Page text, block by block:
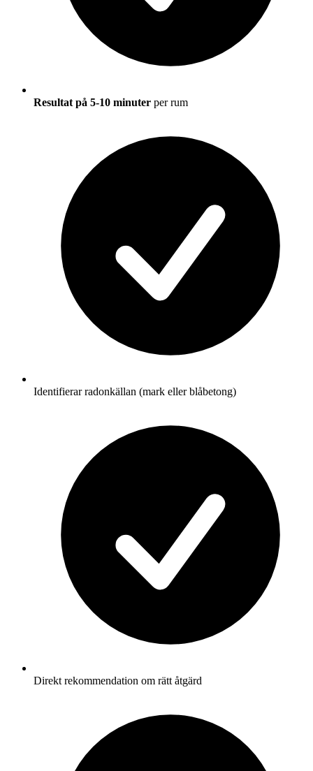
Resultat på 5-10 minuter per rum
Identifierar radonkällan (mark eller blåbetong)
Direkt rekommendation om rätt åtgärd